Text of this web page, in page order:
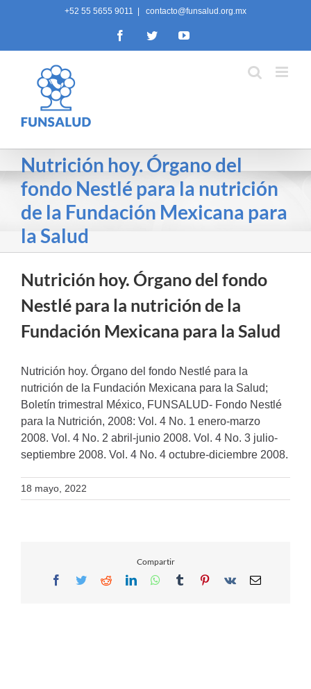
+52 55 5655 9011 contacto@funsalud.org.mx
FacebookTwitterYouTube
Nutrición hoy. Órgano del
fondo Nestlé para la nutrición
de la Fundación Mexicana para
la Salud
Nutrición hoy. Órgano del fondo
Nestlé para la nutrición de la
Fundación Mexicana para la Salud
Nutrición hoy. Órgano del fondo Nestlé para la
nutrición de la Fundación Mexicana para la Salud;
Boletín trimestral México, FUNSALUD- Fondo Nestlé
para la Nutrición, 2008: Vol. 4 No. 1 enero-marzo
2008. Vol. 4 No. 2 abril-junio 2008. Vol. 4 No. 3 julio-
septiembre 2008. Vol. 4 No. 4 octubre-diciembre 2008.
18 mayo, 2022
Compartir
Facebook
TwitterRedditLinkedInWhatsApp
TumblrPinterest
Vk Email